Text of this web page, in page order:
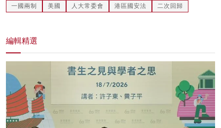
一國兩制 美國 人大常委會 港區國安法 二次回歸
編輯精選